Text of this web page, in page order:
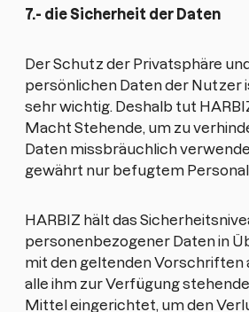
7.- die Sicherheit der Daten
Der Schutz der Privatsphäre
persönlichen Daten der Nutzer
sehr wichtig. Deshalb tut
Macht Stehende, um zu
Daten missbräuchlich
gewährt nur befugtem Personal
HARBIZ hält das
personenbezogener Daten in
mit den geltenden Vorschriften
alle ihm zur Verfügung
Mittel eingerichtet, um den